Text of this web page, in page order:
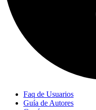
Faq de Usuarios
Guía de Autores